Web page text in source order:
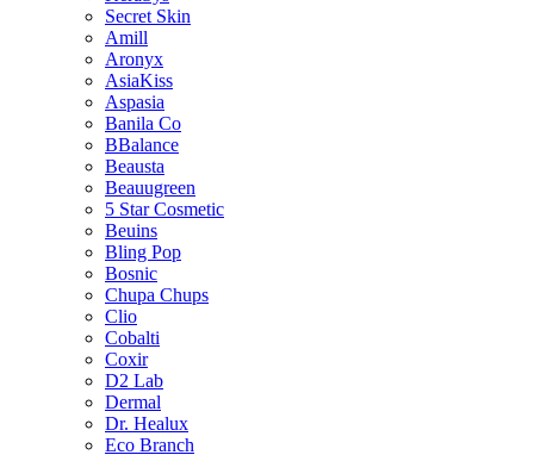
Secret Skin
Amill
Aronyx
AsiaKiss
Aspasia
Banila Co
BBalance
Beausta
Beauugreen
5 Star Cosmetic
Beuins
Bling Pop
Bosnic
Chupa Chups
Clio
Cobalti
Coxir
D2 Lab
Dermal
Dr. Healux
Eco Branch